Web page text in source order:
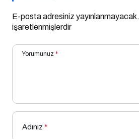
E-posta adresiniz yayınlanmayacak.
işaretlenmişlerdir
Yorumunuz *
Adınız *